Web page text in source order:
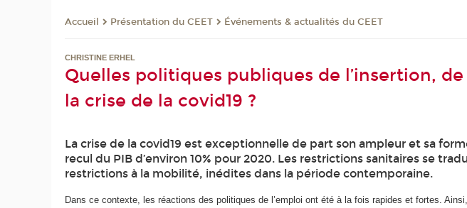
Accueil Présentation du CEET Événements & actualités du CEET
CHRISTINE ERHEL
Quelles politiques publiques de l’insertion,
la crise de la covid19 ?
La crise de la covid19 est exceptionnelle de part son ampleur et sa
recul du PIB d’environ 10% pour 2020. Les restrictions sanitaires se
restrictions à la mobilité, inédites dans la période contemporaine.
Dans ce contexte, les réactions des politiques de l’emploi ont été à la fois rapides et fortes.